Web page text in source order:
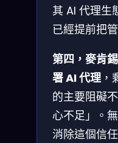
其 AI 代理
已經提前把
第四，麥肯
署 AI 代理，
的主要阻礙
心不足」。
消除這個信